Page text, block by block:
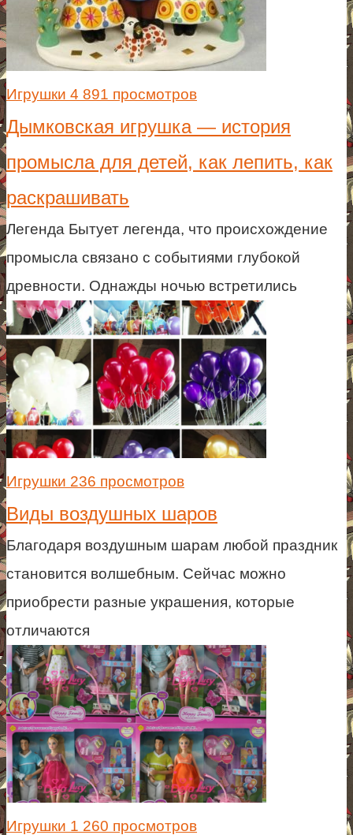
Игрушки 4 891 просмотров
Дымковская игрушка — история
промысла для детей, как лепить, как
раскрашивать
Легенда Бытует легенда, что происхождение
промысла связано с событиями глубокой
древности. Однажды ночью встретились
Игрушки 236 просмотров
Виды воздушных шаров
Благодаря воздушным шарам любой праздник
становится волшебным. Сейчас можно
приобрести разные украшения, которые
отличаются
Игрушки 1 260 просмотров